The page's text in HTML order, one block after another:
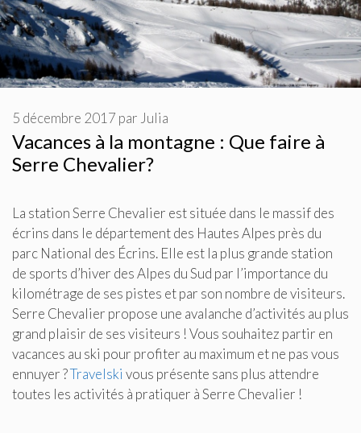
Vacances à la montagne : Que faire à
Serre Chevalier?
5 décembre 2017 par Julia
La station Serre Chevalier est située dans le massif des
écrins dans le département des Hautes Alpes près du
parc National des Écrins. Elle est la plus grande station
de sports d’hiver des Alpes du Sud par l’importance du
kilométrage de ses pistes et par son nombre de visiteurs.
Serre Chevalier propose une avalanche d’activités au plus
grand plaisir de ses visiteurs ! Vous souhaitez partir en
vacances au ski pour profiter au maximum et ne pas vous
ennuyer ?Travelski vous présente sans plus attendre
toutes les activités à pratiquer à Serre Chevalier !